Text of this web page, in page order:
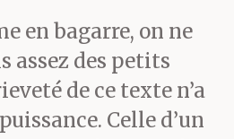
à droite la
à droite
la rue
tu t’es regaré
en bagarre, on ne
assez des petits
de ce texte n’a
Celle d’un